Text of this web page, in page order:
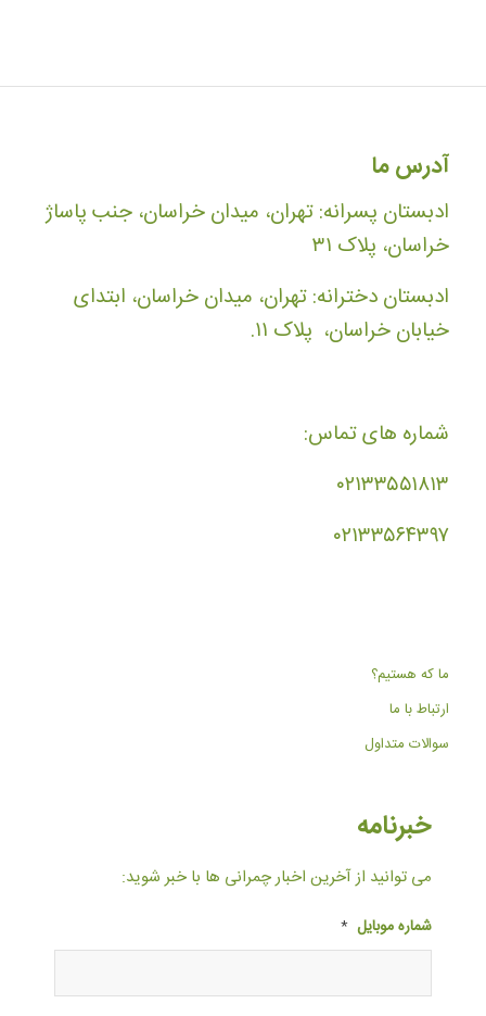
آدرس ما
ادبستان پسرانه: تهران، میدان خراسان، جنب پاساژ
خراسان، پلاک ۳۱
ادبستان دخترانه: تهران، میدان خراسان، ابتدای
خیابان خراسان، پلاک ۱۱.
شماره های تماس:
۰۲۱۳۳۵۵۱۸۱۳
۰۲۱۳۳۵۶۴۳۹۷
ما که هستیم؟
ارتباط با ما
سوالات متداول
خبرنامه
می توانید از آخرین اخبار چمرانی ها با خبر شوید:
شماره موبایل *